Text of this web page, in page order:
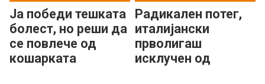
Ја победи тешката
болест, но реши да
се повлече од
кошарката
Радикален потег,
италијански
прволигаш
исклучен од